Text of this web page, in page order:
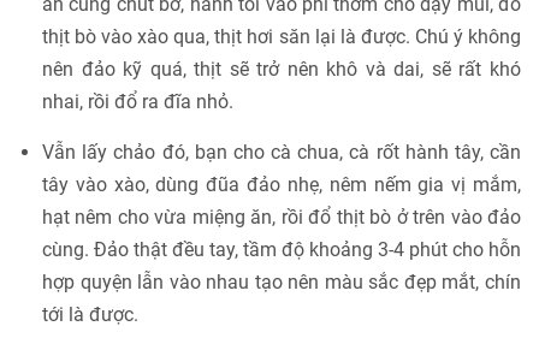
thịt bò vào xào qua, thịt hơi săn lại là được. Chú ý không
nên đảo kỹ quá, thịt sẽ trở nên khô và dai, sẽ rất khó
nhai, rồi đổ ra đĩa nhỏ.
Vẫn lấy chảo đó, bạn cho cà chua, cà rốt hành tây, cần
tây vào xào, dùng đũa đảo nhẹ, nêm nếm gia vị mắm,
hạt nêm cho vừa miệng ăn, rồi đổ thịt bò ở trên vào đảo
cùng. Đảo thật đều tay, tầm độ khoảng 3-4 phút cho hỗn
hợp quyện lẫn vào nhau tạo nên màu sắc đẹp mắt, chín
tới là được.